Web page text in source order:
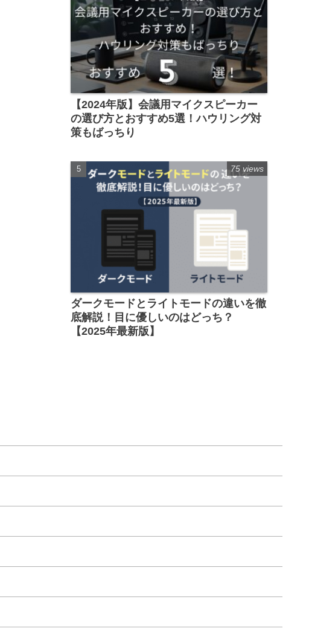
【2024年版】会議用マイクスピーカー
の選び方とおすすめ5選！ハウリング対
策もばっちり
ダークモードとライトモードの違いを徹
底解説！目に優しいのはどっち？
【2025年最新版】
75 views